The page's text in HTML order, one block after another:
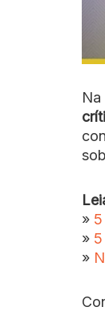
»
»
»